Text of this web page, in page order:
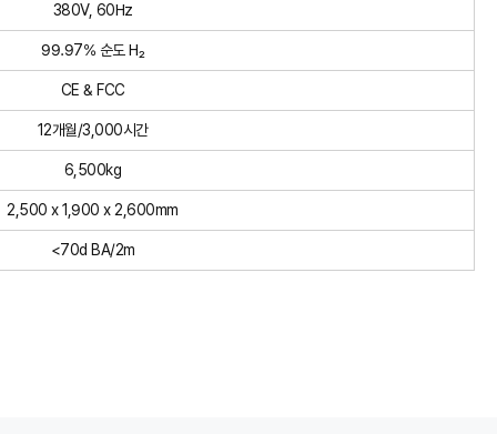
380V, 60Hz
99.97% 순도 H₂
CE & FCC
12개월/3,000시간
6,500kg
2,500 x 1,900 x 2,600mm
<70d BA/2m